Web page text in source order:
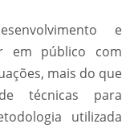
e
em público com
mais do que
técnicas para
utilizada